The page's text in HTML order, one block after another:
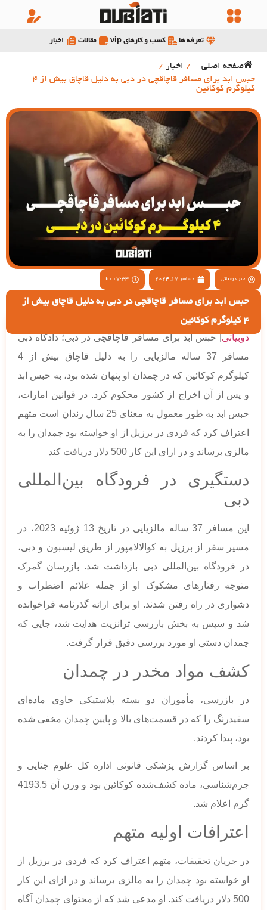
تعرفه ها کسب و کارهای vip مقالات اخبار
صفحه اصلی / اخبار /
حبس ابد برای مسافر قاچاقچی در دبی به دلیل قاچاق بیش از 4
کیلوگرم کوکائین
خبر دوبیاتی دسامبر 17, 2024 7:33 ب.ظ
حبس ابد برای مسافر قاچاقچی در دبی به دلیل قاچاق بیش از
4 کیلوگرم کوکائین
دوبیاتی| حبس ابد برای مسافر قاچاقچی در دبی؛ دادگاه دبی
مسافر 37 ساله مالزیایی را به دلیل قاچاق بیش از 4
کیلوگرم کوکائین که در چمدان او پنهان شده بود، به حبس ابد
و پس از آن اخراج از کشور محکوم کرد. در قوانین امارات،
حبس ابد به طور معمول به معنای 25 سال زندان است متهم
اعتراف کرد که فردی در برزیل از او خواسته بود چمدان را به
مالزی برساند و در ازای این کار 500 دلار دریافت کند
دستگیری در فرودگاه بین‌المللی
دبی
این مسافر 37 ساله مالزیایی در تاریخ 13 ژوئیه 2023، در
مسیر سفر از برزیل به کوالالامپور از طریق لیسبون و دبی،
در فرودگاه بین‌المللی دبی بازداشت شد. بازرسان گمرک
متوجه رفتارهای مشکوک او از جمله علائم اضطراب و
دشواری در راه رفتن شدند. او برای ارائه گذرنامه فراخوانده
شد و سپس به بخش بازرسی ترانزیت هدایت شد، جایی که
چمدان دستی او مورد بررسی دقیق قرار گرفت.
کشف مواد مخدر در چمدان
در بازرسی، مأموران دو بسته پلاستیکی حاوی ماده‌ای
سفیدرنگ را که در قسمت‌های بالا و پایین چمدان مخفی شده
بود، پیدا کردند.
بر اساس گزارش پزشکی قانونی اداره کل علوم جنایی و
جرم‌شناسی، ماده کشف‌شده کوکائین بود و وزن آن 4193.5
گرم اعلام شد.
اعترافات اولیه متهم
در جریان تحقیقات، متهم اعتراف کرد که فردی در برزیل از
او خواسته بود چمدان را به مالزی برساند و در ازای این کار
500 دلار دریافت کند. او مدعی شد که از محتوای چمدان آگاه